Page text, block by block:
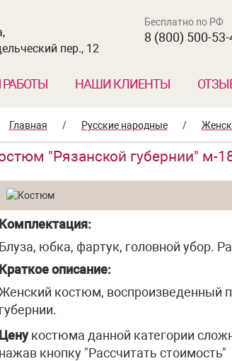
пер., 12
Бесплатно по РФ
8 (800) 500-53-
НАШИ КЛИЕНТЫ
Главная / Русские народные /
"Рязанской губернии" м-
Комплектация:
Блуза, юбка, фартук, головной убор.
Краткое описание:
костюм, воспроизведенный
губернии.
Ценукостюма данной категории
нажав кнопку "Рассчитать стоимость"